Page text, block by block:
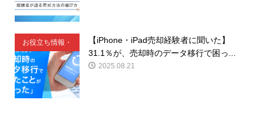
お役立ち情報・
豆知識
【iPhone・iPad売却経験者に聞いた】
31.1％が、売却時のデータ移行で困っ...
2025.08.21